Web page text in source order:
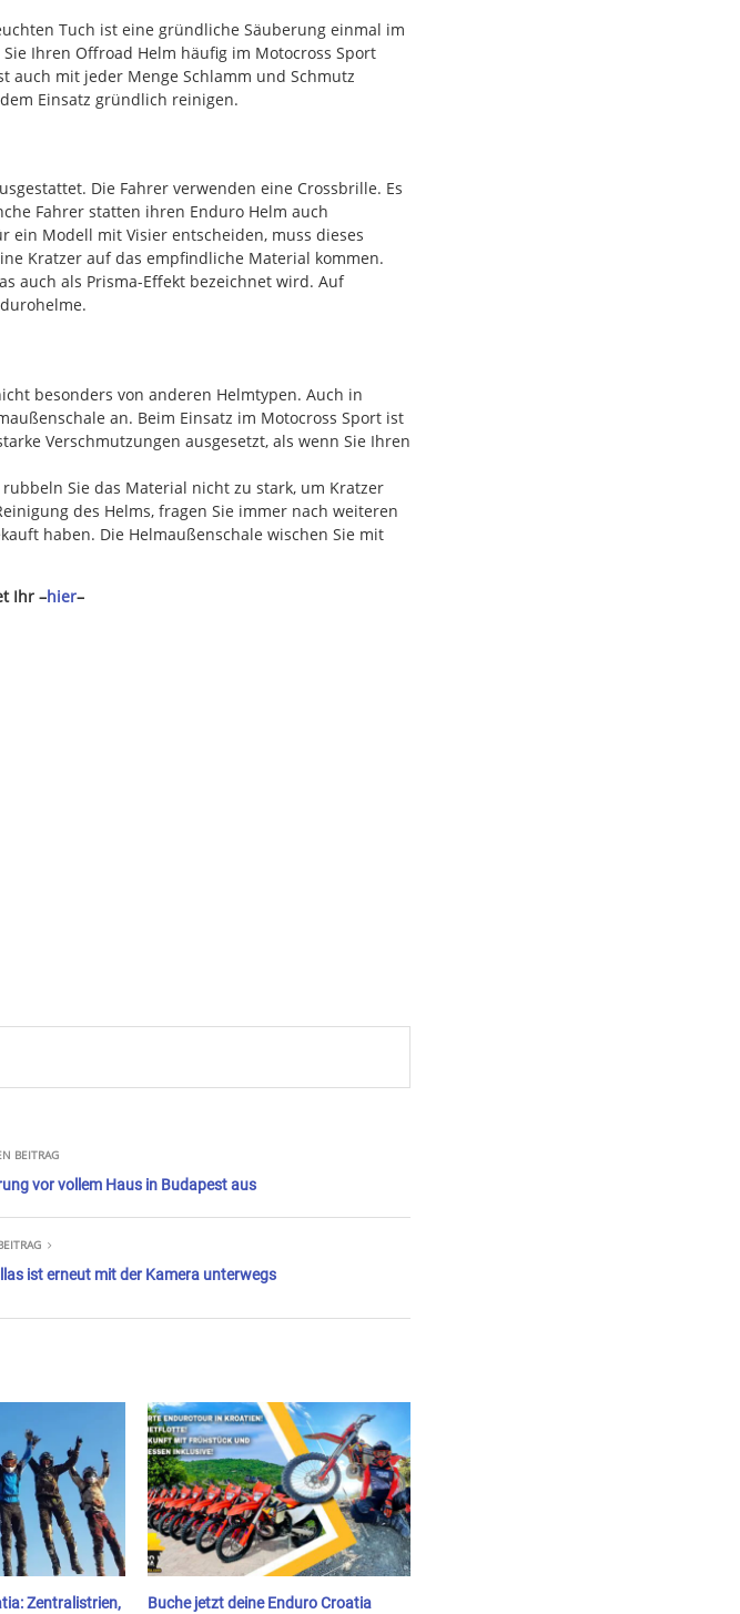
Tuch ist eine gründliche Säuberung einmal im
Ihren Offroad Helm häufig im Motocross Sport
auch mit jeder Menge Schlamm und Schmutz
Einsatz gründlich reinigen.
Die Fahrer verwenden eine Crossbrille. Es
Fahrer statten ihren Enduro Helm auch
ein Modell mit Visier entscheiden, muss dieses
Kratzer auf das empfindliche Material kommen.
auch als Prisma-Effekt bezeichnet wird. Auf
besonders von anderen Helmtypen. Auch in
an. Beim Einsatz im Motocross Sport ist
Verschmutzungen ausgesetzt, als wenn Sie Ihren
Sie das Material nicht zu stark, um Kratzer
des Helms, fragen Sie immer nach weiteren
haben. Die Helmaußenschale wischen Sie mit
Ihr –hier–
BEITRAG
vor vollem Haus in Budapest aus
ist erneut mit der Kamera unterwegs
Zentralistrien, Buche jetzt deine Enduro Croatia